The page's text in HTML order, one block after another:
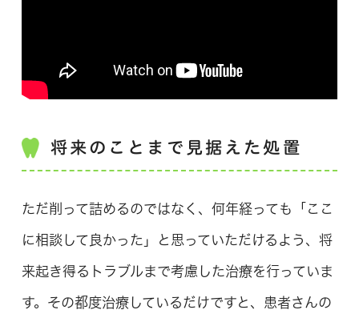
将来のことまで見据えた処置
ただ削って詰めるのではなく、何年経っても「ここ
に相談して良かった」と思っていただけるよう、将
来起き得るトラブルまで考慮した治療を行っていま
す。その都度治療しているだけですと、患者さんの